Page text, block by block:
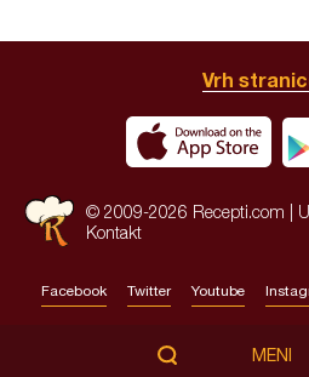
Vrh
© 2009-2026 Recepti.com |
Kontakt
Facebook Twitter Youtube